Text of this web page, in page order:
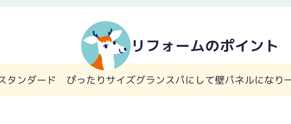
リフォームのポイント
タンダード ぴったりサイズグランスパにして壁パネルになり